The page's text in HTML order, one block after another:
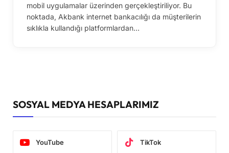
mobil uygulamalar üzerinden gerçekleştiriliyor. Bu
noktada, Akbank internet bankacılığı da müşterilerin
sıklıkla kullandığı platformlardan…
SOSYAL MEDYA HESAPLARIMIZ
YouTube TikTok